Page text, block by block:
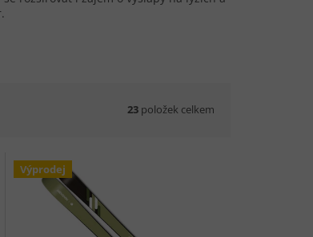
23 položek celkem
Výprodej